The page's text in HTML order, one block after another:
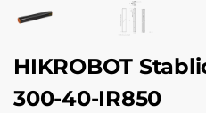
HIKROBOT
300-40-IR850